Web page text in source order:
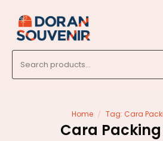
for:
Home / Tag: Cara
Cara